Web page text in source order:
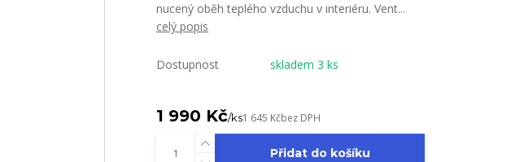
nucený oběh teplého vzduchu v interiéru. Vent...
celý popis
Dostupnost skladem 3 ks
1 990 Kč/ks1 645 Kčbez DPH
Přidat do košíku